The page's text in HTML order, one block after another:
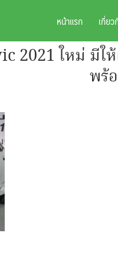
หน้าแรก เกี่ยว
2021 ใหม่ มีใ
พร้